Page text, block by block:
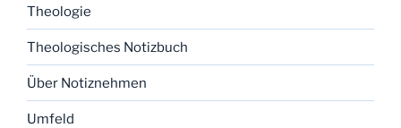
Theologie
Theologisches Notizbuch
Über Notiznehmen
Umfeld